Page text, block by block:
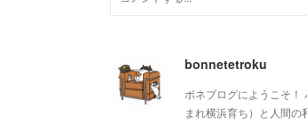
bonnetetroku
ボネブログにようこそ
まれ横浜育ち）と人間の